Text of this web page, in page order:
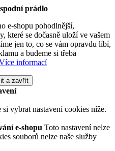
prádlo
e-shopu pohodlnější,
které se dočasně uloží ve vašem
jen to, co se vám opravdu líbí,
a budeme si třeba
informací
a zavřít
vybrat nastavení cookies níže.
e-shopu Toto nastavení nelze
souborů nelze naše služby